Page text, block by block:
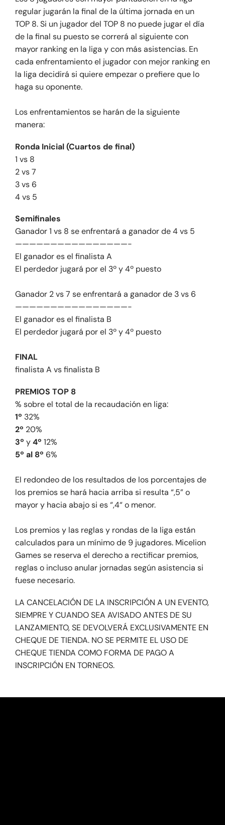
regular jugarán la final de la última jornada en un
TOP 8. Si un jugador del TOP 8 no puede jugar el día
de la final su puesto se correrá al siguiente con
mayor ranking en la liga y con más asistencias. En
cada enfrentamiento el jugador con mejor ranking en
la liga decidirá si quiere empezar o prefiere que lo
haga su oponente.
Los enfrentamientos se harán de la siguiente
manera:
Ronda Inicial (Cuartos de final)
1 vs 8
2 vs 7
3 vs 6
4 vs 5
Semifinales
Ganador 1 vs 8 se enfrentará a ganador de 4 vs 5
————————————————-
El ganador es el finalista A
El perdedor jugará por el 3º y 4º puesto
Ganador 2 vs 7 se enfrentará a ganador de 3 vs 6
————————————————-
El ganador es el finalista B
El perdedor jugará por el 3º y 4º puesto
FINAL
finalista A vs finalista B
PREMIOS TOP 8
% sobre el total de la recaudación en liga:
1º 32%
2º 20%
3º y4º 12%
5º al 8º 6%
El redondeo de los resultados de los porcentajes de
los premios se hará hacia arriba si resulta “,5” o
mayor y hacia abajo si es “,4“ o menor.
Los premios y las reglas y rondas de la liga están
calculados para un mínimo de 9 jugadores. Micelion
Games se reserva el derecho a rectificar premios,
reglas o incluso anular jornadas según asistencia si
fuese necesario.
LA CANCELACIÓN DE LA INSCRIPCIÓN A UN EVENTO,
SIEMPRE Y CUANDO SEA AVISADO ANTES DE SU
LANZAMIENTO, SE DEVOLVERÁ EXCLUSIVAMENTE EN
CHEQUE DE TIENDA. NO SE PERMITE EL USO DE
CHEQUE TIENDA COMO FORMA DE PAGO A
INSCRIPCIÓN EN TORNEOS.